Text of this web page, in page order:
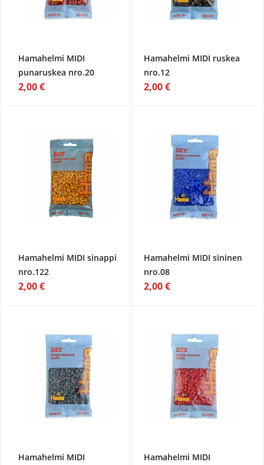
Hamahelmi MIDI
punaruskea nro.20
2,00 €
Hamahelmi MIDI ruskea
nro.12
2,00 €
Hamahelmi MIDI sinappi
nro.122
2,00 €
Hamahelmi MIDI sininen
nro.08
2,00 €
Hamahelmi MIDI
Hamahelmi MIDI